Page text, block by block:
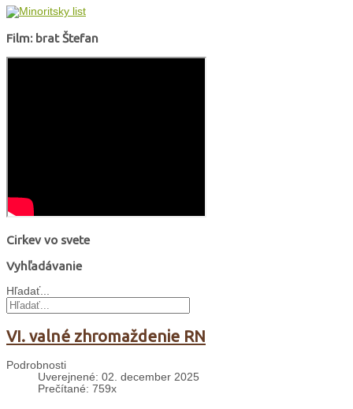
Film: brat Štefan
Cirkev vo svete
Vyhľadávanie
Hľadať...
VI. valné zhromaždenie RN
Podrobnosti
Uverejnené: 02. december 2025
Prečítané: 759x